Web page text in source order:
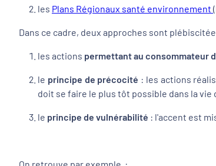
les Plans Régionaux santé environnement
Dans ce cadre, deux approches sont
les actions permettant au consommateur
le principe de précocité : les actions
doit se faire le plus tôt possible dans la vie
le principe de vulnérabilité : l'accent est